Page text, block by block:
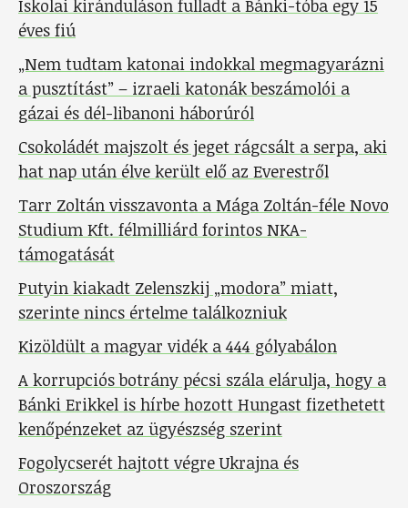
Iskolai kiránduláson fulladt a Bánki-tóba egy 15
éves fiú
„Nem tudtam katonai indokkal megmagyarázni
a pusztítást” – izraeli katonák beszámolói a
gázai és dél-libanoni háborúról
Csokoládét majszolt és jeget rágcsált a serpa, aki
hat nap után élve került elő az Everestről
Tarr Zoltán visszavonta a Mága Zoltán-féle Novo
Studium Kft. félmilliárd forintos NKA-
támogatását
Putyin kiakadt Zelenszkij „modora” miatt,
szerinte nincs értelme találkozniuk
Kizöldült a magyar vidék a 444 gólyabálon
A korrupciós botrány pécsi szála elárulja, hogy a
Bánki Erikkel is hírbe hozott Hungast fizethetett
kenőpénzeket az ügyészség szerint
Fogolycserét hajtott végre Ukrajna és
Oroszország